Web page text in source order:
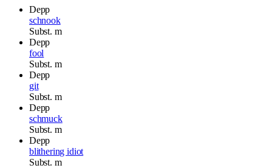
Depp
schnook
Subst. m
Depp
fool
Subst. m
Depp
git
Subst. m
Depp
schmuck
Subst. m
Depp
blithering idiot
Subst. m